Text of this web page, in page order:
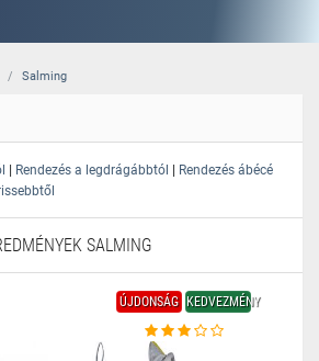
Salming
| Rendezés a legdrágábbtól | Rendezés ábécé
SALMING
ÚJDONSÁG KEDVEZMÉNY